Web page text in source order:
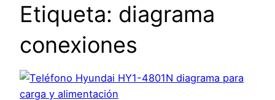
Etiqueta: diagrama
conexiones